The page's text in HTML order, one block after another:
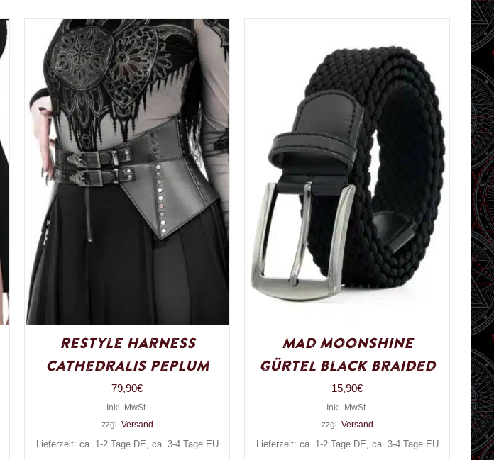
Restyle Harness
Cathedralis Peplum
79,90€
Inkl. MwSt.
zzgl. Versand
Lieferzeit: ca. 1-2 Tage DE, ca. 3-4 Tage EU
Mad Moonshine
Gürtel Black Braided
15,90€
Inkl. MwSt.
zzgl. Versand
Lieferzeit: ca. 1-2 Tage DE, ca. 3-4 Tage EU